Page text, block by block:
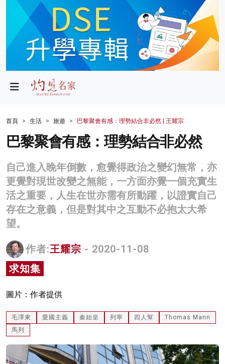
政局
財經
生活
商業
科技
名家榜
灼見活動
首頁 生活 旅遊 巴黎聚會有感：理勢結合非必然 | 王耀宗
巴黎聚會有感：理勢結合非必然
自己進入晚年倒數，愈覺得政治之變幻無常，亦
更覺對現世改變之無能，一方面亦覺一個充實生
活之重要，人生在世亦需有所動躍，以證實自己
存在之意義，但是對其中之互動不必抱太大希
望。
作者:王耀宗 - 2020-11-08
求知集
圖片：作者提供
毛澤東 愛國主義 秦始皇 列寧 四人幫
Thomas Mann
馬列